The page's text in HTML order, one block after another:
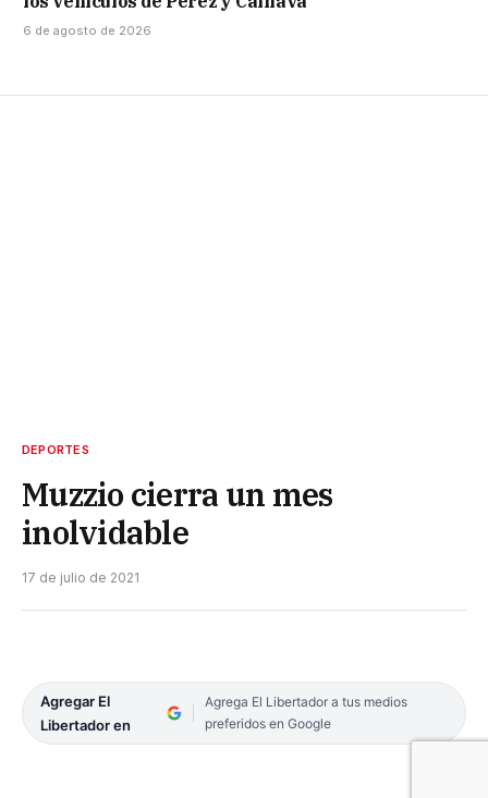
6 de agosto de 2026
DEPORTES
Muzzio cierra un mes
inolvidable
17 de julio de 2021
Agregar El
Libertador en
Agrega El Libertador a tus medios
preferidos en Google